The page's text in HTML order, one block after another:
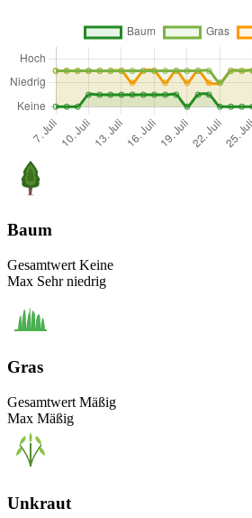
Baum
Gesamtwert Keine
Max Sehr niedrig
Gras
Gesamtwert Mäßig
Max Mäßig
Unkraut